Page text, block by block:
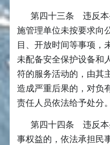
第四十三条 违反本
施管理单位未按要求向
目、开放时间等事项，
未配备安全保护设备和
符的服务活动的，由其
造成严重后果的，对负
责任人员依法给予处分。
第四十四条 违反本
事权益的，依法承担民